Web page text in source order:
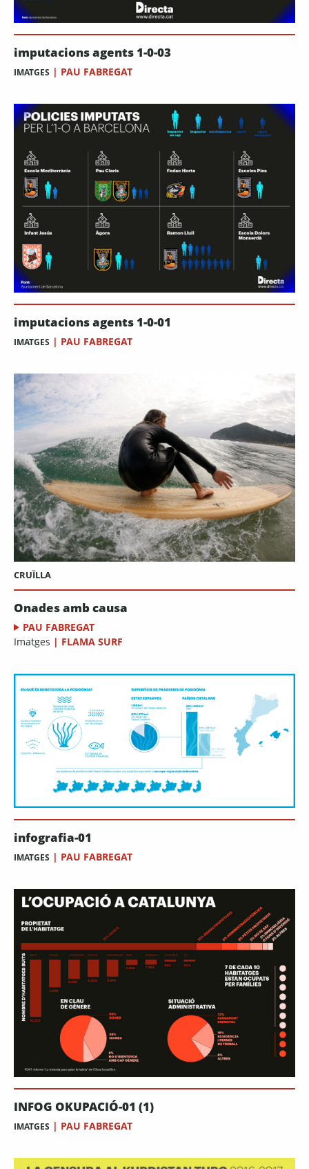
imputacions agents 1-0-03
IMATGES | PAU FABREGAT
imputacions agents 1-0-01
IMATGES | PAU FABREGAT
CRUÏLLA
Onades amb causa
PAU FABREGAT
Imatges | FLAMA SURF
infografia-01
IMATGES | PAU FABREGAT
INFOG OKUPACIÓ-01 (1)
IMATGES | PAU FABREGAT